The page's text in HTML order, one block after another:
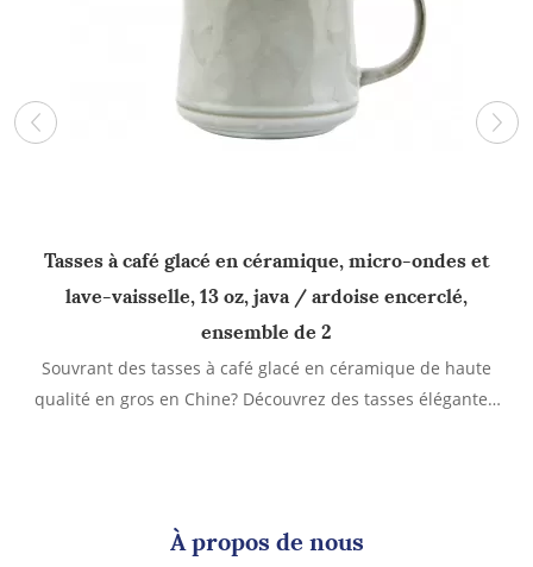
Tasses à café glacé en céramique, micro-ondes et
lave-vaisselle, 13 oz, java / ardoise encerclé,
ensemble de 2
Souvrant des tasses à café glacé en céramique de haute
qualité en gros en Chine? Découvrez des tasses élégantes,
À propos de nous